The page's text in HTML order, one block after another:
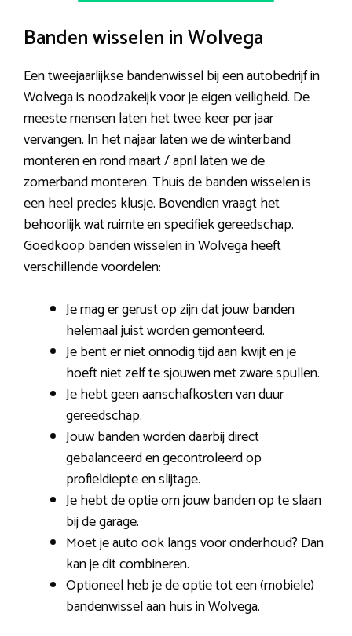
Banden wisselen in Wolvega
Een tweejaarlijkse bandenwissel bij een autobedrijf in
Wolvega is noodzakeijk voor je eigen veiligheid. De
meeste mensen laten het twee keer per jaar
vervangen. In het najaar laten we de winterband
monteren en rond maart / april laten we de
zomerband monteren. Thuis de banden wisselen is
een heel precies klusje. Bovendien vraagt het
behoorlijk wat ruimte en specifiek gereedschap.
Goedkoop banden wisselen in Wolvega heeft
verschillende voordelen:
Je mag er gerust op zijn dat jouw banden
helemaal juist worden gemonteerd.
Je bent er niet onnodig tijd aan kwijt en je
hoeft niet zelf te sjouwen met zware spullen.
Je hebt geen aanschafkosten van duur
gereedschap.
Jouw banden worden daarbij direct
gebalanceerd en gecontroleerd op
profieldiepte en slijtage.
Je hebt de optie om jouw banden op te slaan
bij de garage.
Moet je auto ook langs voor onderhoud? Dan
kan je dit combineren.
Optioneel heb je de optie tot een (mobiele)
bandenwissel aan huis in Wolvega.